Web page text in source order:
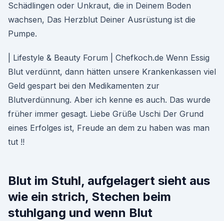
Schädlingen oder Unkraut, die in Deinem Boden
wachsen, Das Herzblut Deiner Ausrüstung ist die
Pumpe.
| Lifestyle & Beauty Forum | Chefkoch.de Wenn Essig
Blut verdünnt, dann hätten unsere Krankenkassen viel
Geld gespart bei den Medikamenten zur
Blutverdünnung. Aber ich kenne es auch. Das wurde
früher immer gesagt. Liebe Grüße Uschi Der Grund
eines Erfolges ist, Freude an dem zu haben was man
tut !!
Blut im Stuhl, aufgelagert sieht aus
wie ein strich, Stechen beim
stuhlgang und wenn Blut